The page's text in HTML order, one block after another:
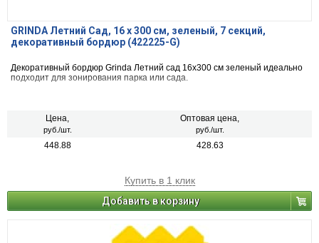
GRINDA Летний Сад, 16 x 300 см, зеленый, 7 секций,
декоративный бордюр (422225-G)
Декоративный бордюр Grinda Летний сад 16x300 см зеленый идеально
подходит для зонирования парка или сада.
Цена,
руб./шт.
Оптовая цена,
руб./шт.
448.88 428.63
Купить в 1 клик
Добавить в корзину